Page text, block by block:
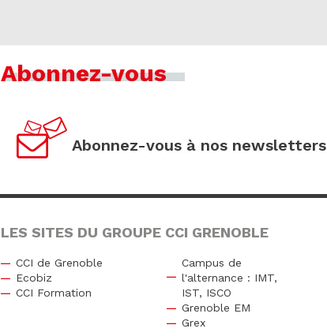
Abonnez-vous
Abonnez-vous à nos newsletters
LES SITES DU GROUPE CCI GRENOBLE
CCI de Grenoble
Ecobiz
CCI Formation
Campus de
l'alternance : IMT,
IST, ISCO
Grenoble EM
Grex